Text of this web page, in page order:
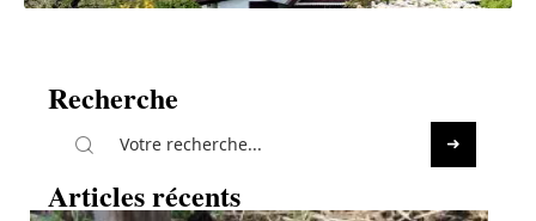
Recherche
Articles récents